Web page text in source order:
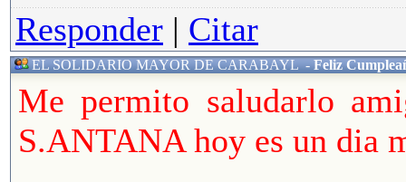
Responder | Citar
EL SOLIDARIO MAYOR DE CARABAYL-Feliz
Me permito saludarlo
S.ANTANA hoy es un dia